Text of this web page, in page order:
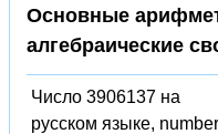
Основные
алгебраические
Число 3906137 на
русском языке, number